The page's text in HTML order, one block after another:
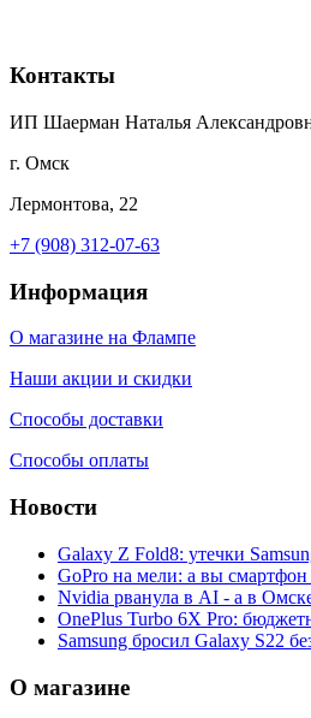
Контакты
ИП Шаерман Наталья
г. Омск
Лермонтова, 22
+7 (908) 312-07-63
Информация
О магазине на Флампе
Наши акции и скидки
Способы доставки
Способы оплаты
Новости
Galaxy Z Fold8: утечки
GoPro на мели: а вы смартфон
Nvidia рванула в AI - а в
OnePlus Turbo 6X Pro:
Samsung бросил Galaxy S22
О магазине